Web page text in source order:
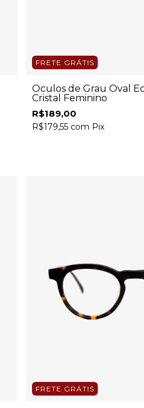
FRETE GRÁTIS
Óculos de Grau Oval
Cristal Feminino
R$189,00
R$179,55 com Pix
FRETE GRÁTIS